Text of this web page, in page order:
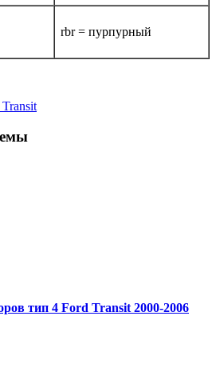
rbr = пурпурный
тип 4 Ford Transit 2000-2006